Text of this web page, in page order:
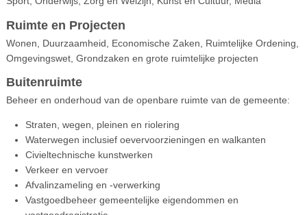
Ruimte en Projecten
Wonen, Duurzaamheid, Economische Zaken, Ruimtelijke Ordening,
Omgevingswet, Grondzaken en grote ruimtelijke projecten
Buitenruimte
Beheer en onderhoud van de openbare ruimte van de gemeente:
Straten, wegen, pleinen en riolering
Waterwegen inclusief oevervoorzieningen en walkanten
Civieltechnische kunstwerken
Verkeer en vervoer
Afvalinzameling en -verwerking
Vastgoedbeheer gemeentelijke eigendommen en